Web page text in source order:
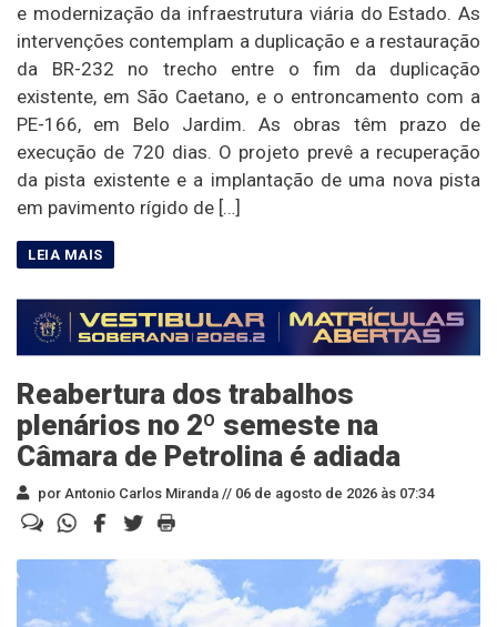
e modernização da infraestrutura viária do Estado. As
intervenções contemplam a duplicação e a restauração
da BR-232 no trecho entre o fim da duplicação
existente, em São Caetano, e o entroncamento com a
PE-166, em Belo Jardim. As obras têm prazo de
execução de 720 dias. O projeto prevê a recuperação
da pista existente e a implantação de uma nova pista
em pavimento rígido de […]
Reabertura dos trabalhos
plenários no 2º semeste na
Câmara de Petrolina é adiada
por Antonio Carlos Miranda // 06 de agosto de 2026 às 07:34